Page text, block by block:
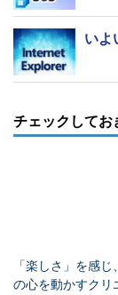
いよ
チェックしてお
「楽しさ」を感じ
の心を動かすクリ